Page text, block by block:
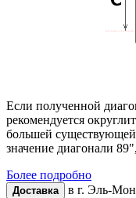
Если полученной
рекомендуется
большей
значение диагонали
Более подробно
Доставка в г. Эль-